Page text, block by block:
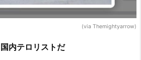
(via Themightyarrow)
内テロリストだ